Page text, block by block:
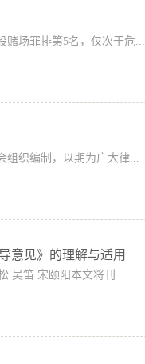
赌场罪排第5名，仅次于危...
组织编制，以期为广大律...
意见》的理解与适用
吴笛 宋颐阳本文将刊...